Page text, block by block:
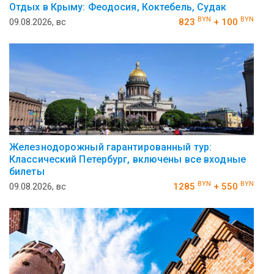
Отдых в Крыму: Феодосия, Коктебель, Судак
09.08.2026, вс 823 BYN + 100 BYN
Железнодорожный гарантированный тур:
Классический Петербург, включены все входные
билеты
09.08.2026, вс 1285 BYN + 550 BYN